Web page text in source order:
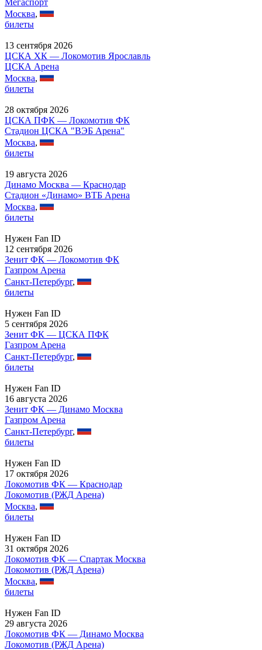
Москва,
билеты
13 сентября 2026
ЦСКА ХК — Локомотив Ярославль
ЦСКА Арена
Москва,
билеты
28 октября 2026
ЦСКА ПФК — Локомотив ФК
Стадион ЦСКА "ВЭБ Арена"
Москва,
билеты
19 августа 2026
Динамо Москва — Краснодар
Стадион «Динамо» ВТБ Арена
Москва,
билеты
Нужен Fan ID
12 сентября 2026
Зенит ФК — Локомотив ФК
Газпром Арена
Санкт-Петербург,
билеты
Нужен Fan ID
5 сентября 2026
Зенит ФК — ЦСКА ПФК
Газпром Арена
Санкт-Петербург,
билеты
Нужен Fan ID
16 августа 2026
Зенит ФК — Динамо Москва
Газпром Арена
Санкт-Петербург,
билеты
Нужен Fan ID
17 октября 2026
Локомотив ФК — Краснодар
Локомотив (РЖД Арена)
Москва,
билеты
Нужен Fan ID
31 октября 2026
Локомотив ФК — Спартак Москва
Локомотив (РЖД Арена)
Москва,
билеты
Нужен Fan ID
29 августа 2026
Локомотив ФК — Динамо Москва
Локомотив (РЖД Арена)